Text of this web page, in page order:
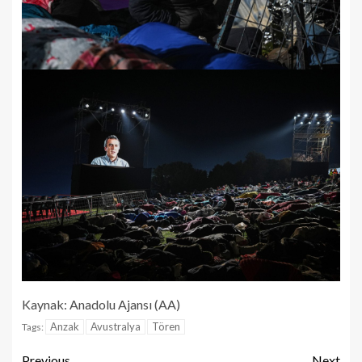
Kaynak: Anadolu Ajansı (AA)
Tags: Anzak Avustralya Tören